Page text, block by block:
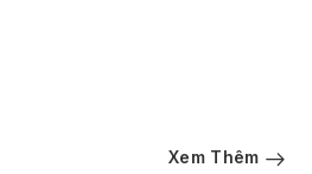
Xem Thêm